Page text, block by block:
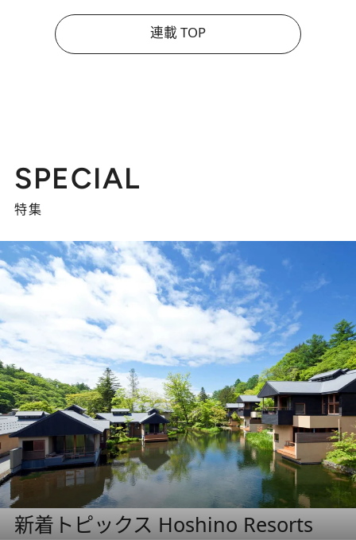
連載 TOP
SPECIAL
特集
新着トピックス Hoshino Resorts